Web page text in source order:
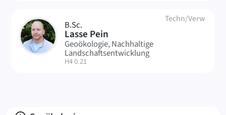
LP B.Sc.
Lasse Pein
Techn/Verw
Geoökologie, Nachhaltige
Landschaftsentwicklung
| Raum:
H4 0.21